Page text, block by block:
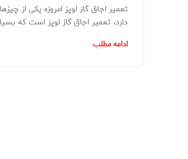
تعمیر اجاق گاز لوپز امروزه یکی از
دارد، تعمیر اجاق گاز لوپز است که
ادامه مطلب